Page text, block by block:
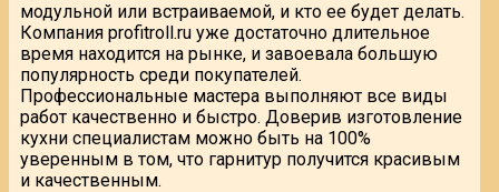
модульной или встраиваемой, и кто ее будет делать.
Компания profitroll.ru уже достаточно длительное
время находится на рынке, и завоевала большую
популярность среди покупателей.
Профессиональные мастера выполняют все виды
работ качественно и быстро. Доверив изготовление
кухни специалистам можно быть на 100%
уверенным в том, что гарнитур получится красивым
и качественным.